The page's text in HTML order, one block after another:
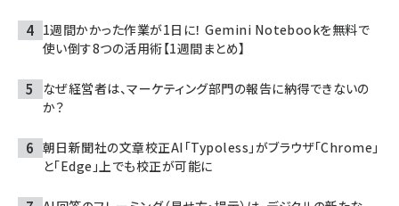
1週間かかった作業が1日に！ Gemini Notebookを無料で
使い倒す8つの活用術【1週間まとめ】
なぜ経営者は、マーケティング部門の報告に納得できないの
か？
朝日新聞社の文章校正AI「Typoless」がブラウザ「Chrome」
と「Edge」上でも校正が可能に